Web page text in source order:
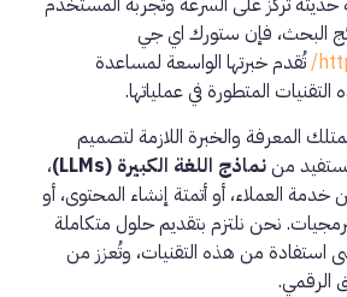
البحث، فإن ستورك اي جي
تُقدم خبرتها الواسعة لمساعدة
المتطورة في عملياتها.
المعرفة والخبرة اللازمة لتصميم
مننماذج اللغة الكبيرة (LLMs)
،
العملاء، أو أتمتة إنشاء المحتوى، أو
نحن نلتزم بتقديم حلول متكاملة
من هذه التقنيات، وتُعزز من
الرقمي.